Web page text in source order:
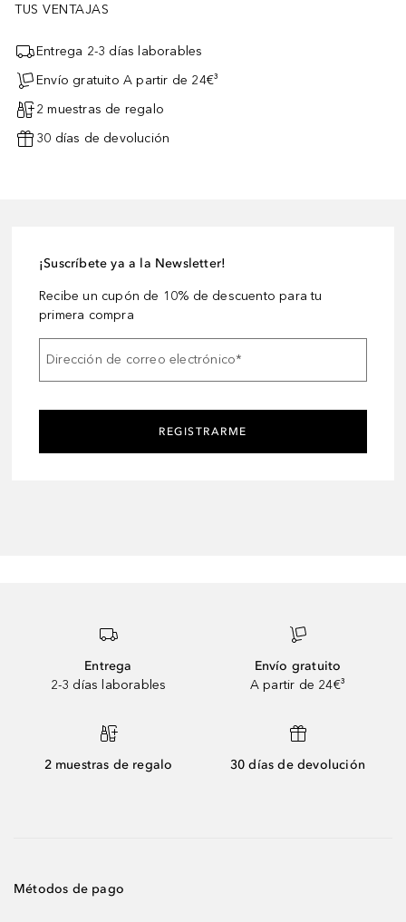
TUS VENTAJAS
Entrega 2-3 días laborables
Envío gratuito A partir de 24€³
2 muestras de regalo
30 días de devolución
¡Suscríbete ya a la Newsletter!
Recibe un cupón de 10% de descuento para tu
primera compra
Dirección de correo electrónico*
REGISTRARME
Entrega
2-3 días laborables
Envío gratuito
A partir de 24€³
2 muestras de regalo 30 días de devolución
Métodos de pago